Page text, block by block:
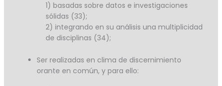
1) basadas sobre datos e investigaciones
sólidas (33);
2) integrando en su análisis una multiplicidad
de disciplinas (34);
Ser realizadas en clima de discernimiento
orante en común, y para ello: